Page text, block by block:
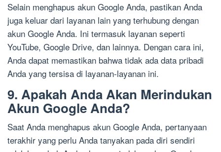
Selain menghapus akun Google Anda, pastikan Anda
juga keluar dari layanan lain yang terhubung dengan
akun Google Anda. Ini termasuk layanan seperti
YouTube, Google Drive, dan lainnya. Dengan cara ini,
Anda dapat memastikan bahwa tidak ada data pribadi
Anda yang tersisa di layanan-layanan ini.
9. Apakah Anda Akan Merindukan
Akun Google Anda?
Saat Anda menghapus akun Google Anda, pertanyaan
terakhir yang perlu Anda tanyakan pada diri sendiri